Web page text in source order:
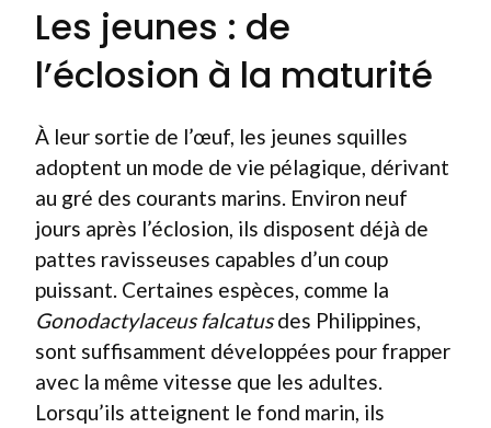
Les jeunes : de
l’éclosion à la maturité
À leur sortie de l’œuf, les jeunes squilles
adoptent un mode de vie pélagique, dérivant
au gré des courants marins. Environ neuf
jours après l’éclosion, ils disposent déjà de
pattes ravisseuses capables d’un coup
puissant. Certaines espèces, comme la
Gonodactylaceus falcatusdes Philippines,
sont suffisamment développées pour frapper
avec la même vitesse que les adultes.
Lorsqu’ils atteignent le fond marin, ils